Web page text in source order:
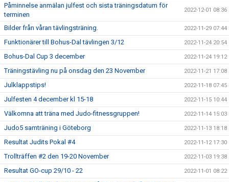
Påminnelse anmälan julfest och sista träningsdatum för
terminen
2022-12-01 08:36
Bilder från våran tävlingsträning. 2022-11-29 07:44
Funktionärer till Bohus-Dal tävlingen 3/12 2022-11-24 20:54
Bohus-Dal Cup 3 december 2022-11-24 19:12
Träningstävling nu på onsdag den 23 November 2022-11-21 17:08
Julklappstips! 2022-11-18 07:45
Julfesten 4 december kl 15-18 2022-11-15 10:44
Välkomna att träna med Judo-fitnessgruppen! 2022-11-14 15:03
Judo5 samträning i Göteborg 2022-11-13 18:18
Resultat Judits Pokal #4 2022-11-12 17:30
Trollträffen #2 den 19-20 November 2022-11-03 19:38
Resultat GO-cup 29/10 - 22 2022-11-01 08:22